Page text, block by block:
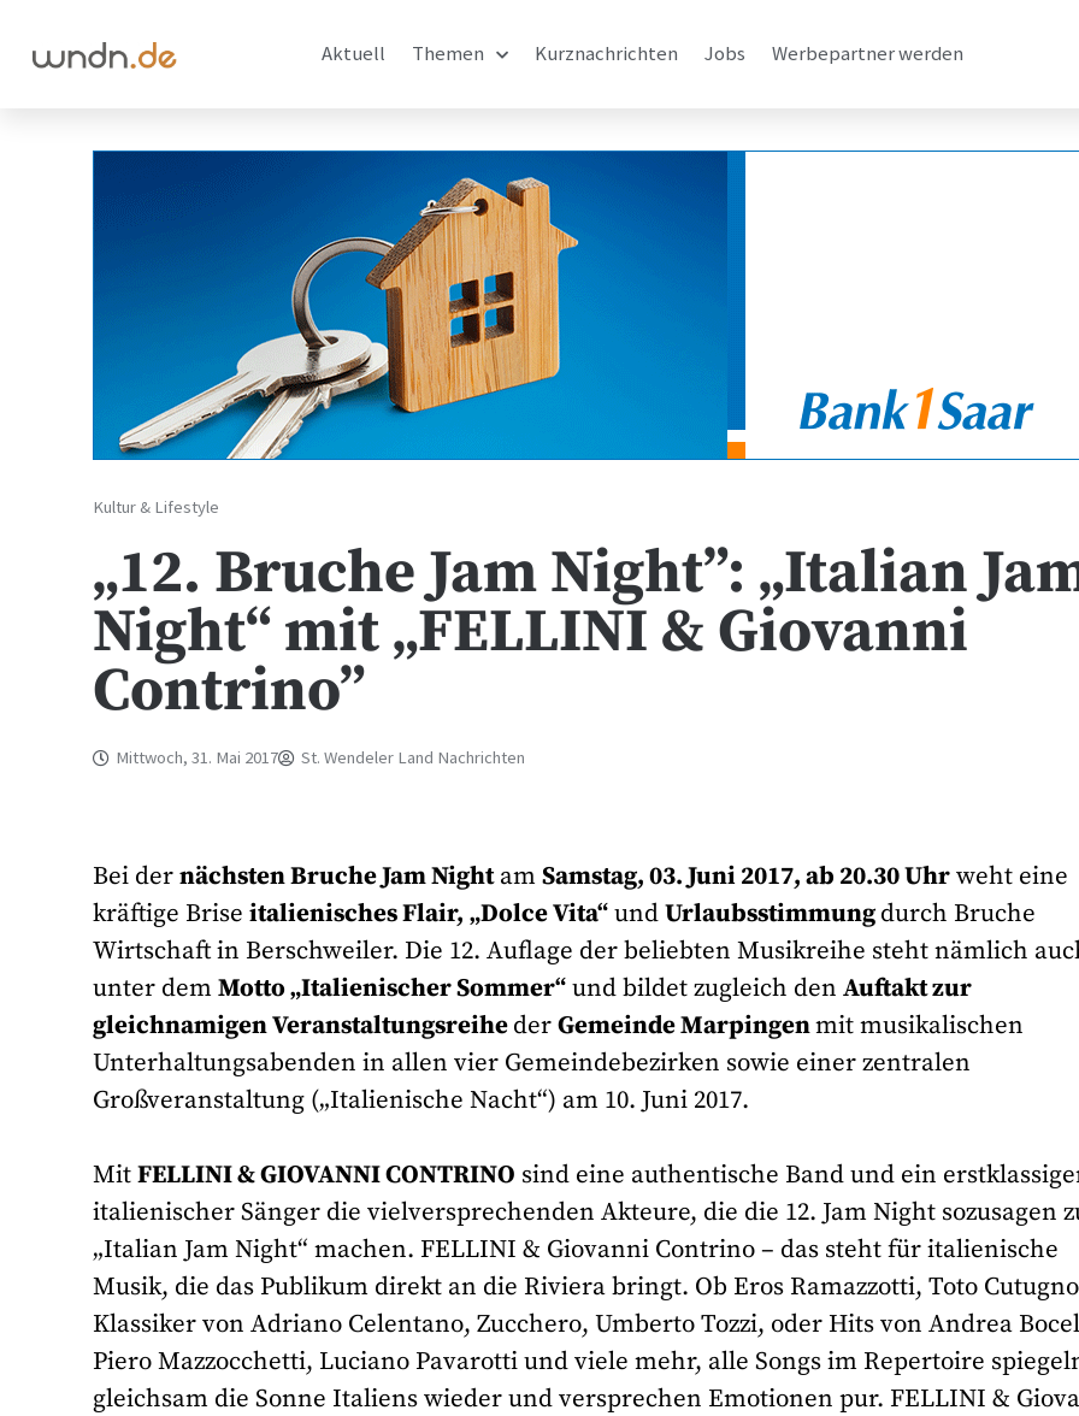
Aktuell Themen Kurznachrichten Jobs Werbepartner werden
Kultur & Lifestyle
„12. Bruche Jam Night”: „Italian
Night“ mit „FELLINI & Giovanni
Contrino”
Mittwoch, 31. Mai 2017 St. Wendeler Land Nachrichten
Bei dernächsten Bruche Jam NightamSamstag, 03. Juni 2017, ab 20.30 Uhrweht eine
kräftige Briseitalienisches Flair, „Dolce Vita“undUrlaubsstimmungdurch Bruche
Wirtschaft in Berschweiler. Die 12. Auflage der beliebten Musikreihe steht nämlich
unter demMotto „Italienischer Sommer“und bildet zugleich denAuftakt zur
gleichnamigen VeranstaltungsreihederGemeinde Marpingenmit musikalischen
Unterhaltungsabenden in allen vier Gemeindebezirken sowie einer zentralen
Großveranstaltung („Italienische Nacht“) am 10. Juni 2017.
MitFELLINI & GIOVANNI CONTRINO sind eine authentische Band und ein
italienischer Sänger die vielversprechenden Akteure, die die 12. Jam Night sozusagen
„Italian Jam Night“ machen. FELLINI & Giovanni Contrino – das steht für italienische
Musik, die das Publikum direkt an die Riviera bringt. Ob Eros Ramazzotti, Toto
Klassiker von Adriano Celentano, Zucchero, Umberto Tozzi, oder Hits von Andrea
Piero Mazzocchetti, Luciano Pavarotti und viele mehr, alle Songs im Repertoire
gleichsam die Sonne Italiens wieder und versprechen Emotionen pur. FELLINI &